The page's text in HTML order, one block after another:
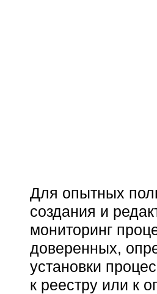
Для опытных
создания и
мониторинг
доверенных,
установки
к реестру или к